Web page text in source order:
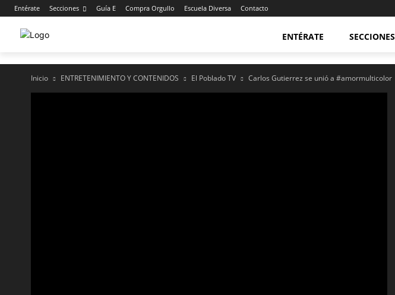
Entérate Secciones Guía E Compra Orgullo Escuela Diversa Contacto
ENTÉRATE SECCIONES
Inicio ENTRETENIMIENTO Y CONTENIDOS El Poblado TV Carlos Gutierrez se unió a #amormulticolor